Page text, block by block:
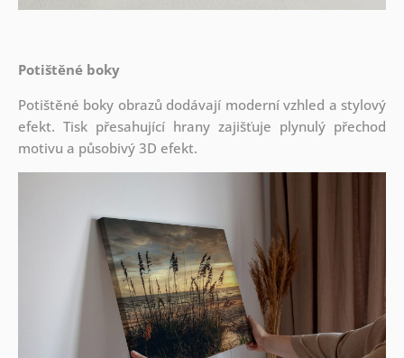
Potištěné boky
Potištěné boky obrazů dodávají moderní vzhled a stylový
efekt. Tisk přesahující hrany zajišťuje plynulý přechod
motivu a působivý 3D efekt.